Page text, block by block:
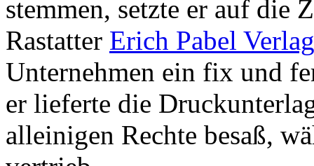
stemmen, setzte er auf die
Rastatter Erich Pabel Verlag
Unternehmen ein fix und
er lieferte die
alleinigen Rechte besaß,